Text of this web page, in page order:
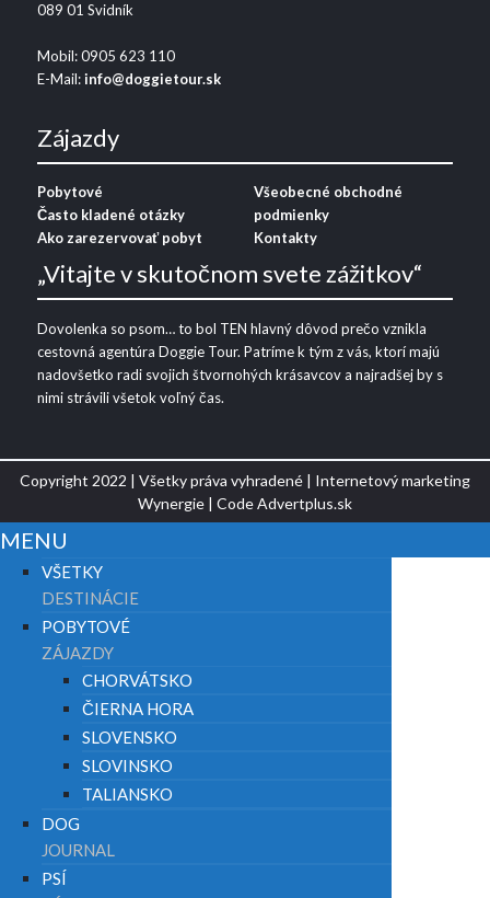
089 01 Svidník
Mobil: 0905 623 110
E-Mail:info@doggietour.sk
Zájazdy
Pobytové
Často kladené otázky
Ako zarezervovať pobyt
Všeobecné obchodné
podmienky
Kontakty
„Vitajte v skutočnom svete zážitkov“
Dovolenka so psom… to bol TEN hlavný dôvod prečo vznikla
cestovná agentúra Doggie Tour. Patríme k tým z vás, ktorí majú
nadovšetko radi svojich štvornohých krásavcov a najradšej by s
nimi strávili všetok voľný čas.
Copyright 2022 | Všetky práva vyhradené | Internetový marketing
Wynergie | CodeAdvertplus.sk
MENU
VŠETKY
DESTINÁCIE
POBYTOVÉ
ZÁJAZDY
CHORVÁTSKO
ČIERNA HORA
SLOVENSKO
SLOVINSKO
TALIANSKO
DOG
JOURNAL
PSÍ